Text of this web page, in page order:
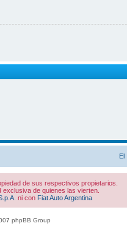
El
de sus respectivos propietarios.
de quienes las vierten.
ni con Fiat Auto Argentina
phpBB Group